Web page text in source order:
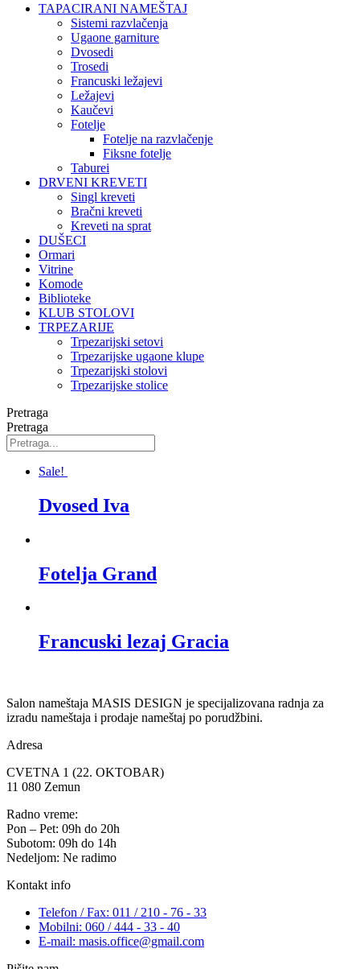
TAPACIRANI NAMEŠTAJ
Sistemi razvlačenja
Ugaone garniture
Dvosedi
Trosedi
Francuski ležajevi
Ležajevi
Kaučevi
Fotelje
Fotelje na razvlačenje
Fiksne fotelje
Taburei
DRVENI KREVETI
Singl kreveti
Bračni kreveti
Kreveti na sprat
DUŠECI
Ormari
Vitrine
Komode
Biblioteke
KLUB STOLOVI
TRPEZARIJE
Trpezarijski setovi
Trpezarijske ugaone klupe
Trpezarijski stolovi
Trpezarijske stolice
Pretraga
Pretraga
Sale!
Dvosed Iva
Fotelja Grand
Francuski lezaj Gracia
Salon nameštaja MASIS DESIGN je specijalizovana radnja za
izradu nameštaja i prodaje nameštaj po porudžbini.
Adresa
CVETNA 1 (22. OKTOBAR)
11 080 Zemun
Radno vreme:
Pon – Pet: 09h do 20h
Subotom: 09h do 14h
Nedeljom: Ne radimo
Kontakt info
Telefon / Fax: 011 / 210 - 76 - 33
Mobilni: 060 / 444 - 33 - 40
E-mail: masis.office@gmail.com